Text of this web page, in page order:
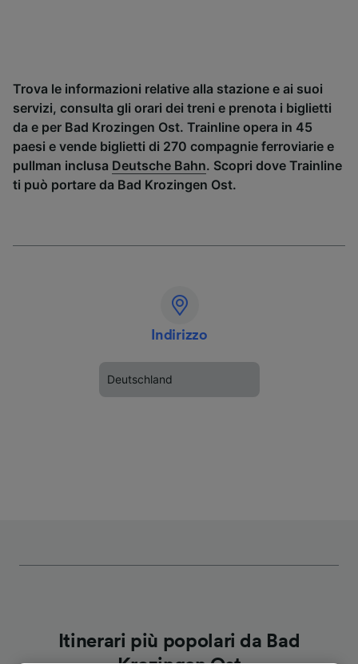
Trova le informazioni relative alla stazione e ai suoi
servizi, consulta gli orari dei treni e prenota i biglietti
da e per Bad Krozingen Ost. Trainline opera in 45
paesi e vende biglietti di 270 compagnie ferroviarie e
pullman inclusa Deutsche Bahn. Scopri dove Trainline
ti può portare da Bad Krozingen Ost.
Indirizzo
Deutschland
Itinerari più popolari da Bad